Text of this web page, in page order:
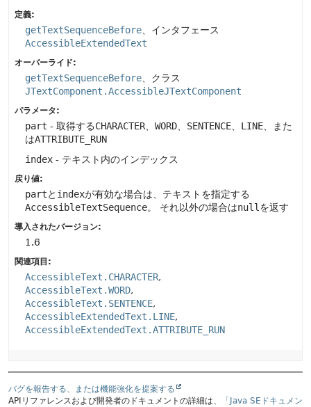
定義:
getTextSequenceBefore 、インタフェース
AccessibleExtendedText
オーバーライド:
getTextSequenceBefore 、クラス
JTextComponent.AccessibleJTextComponent
パラメータ:
part - 取得するCHARACTER WORD SENTENCE LINE 、また
はATTRIBUTE_RUN
index - テキスト内のインデックス
戻り値:
partと indexが有効な場合は、テキストを指定する
AccessibleTextSequence。 それ以外の場合はnull を返す
導入されたバージョン:
1.6
関連項目:
AccessibleText.CHARACTER
AccessibleText.WORD
AccessibleText.SENTENCE
AccessibleExtendedText.LINE
AccessibleExtendedText.ATTRIBUTE_RUN
バグを報告する、または機能強化を提案する
APIリファレンスおよび開発者のドキュメントの詳細は、
「Java SEドキュメン